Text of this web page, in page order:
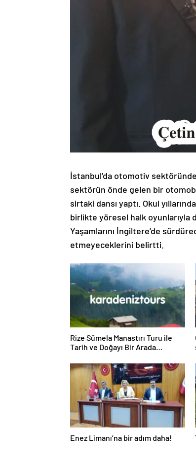
İstanbul’da otomotiv sektöründe
sektörün önde gelen bir
sirtaki dansı yaptı. Okul
birlikte yöresel halk
Yaşamlarını İngiltere’de
etmeyeceklerini belirtti.
Rize Sümela Manastırı Turu ile
Tarih ve Doğayı Bir Arada
Enez Limanı’na bir adım daha!